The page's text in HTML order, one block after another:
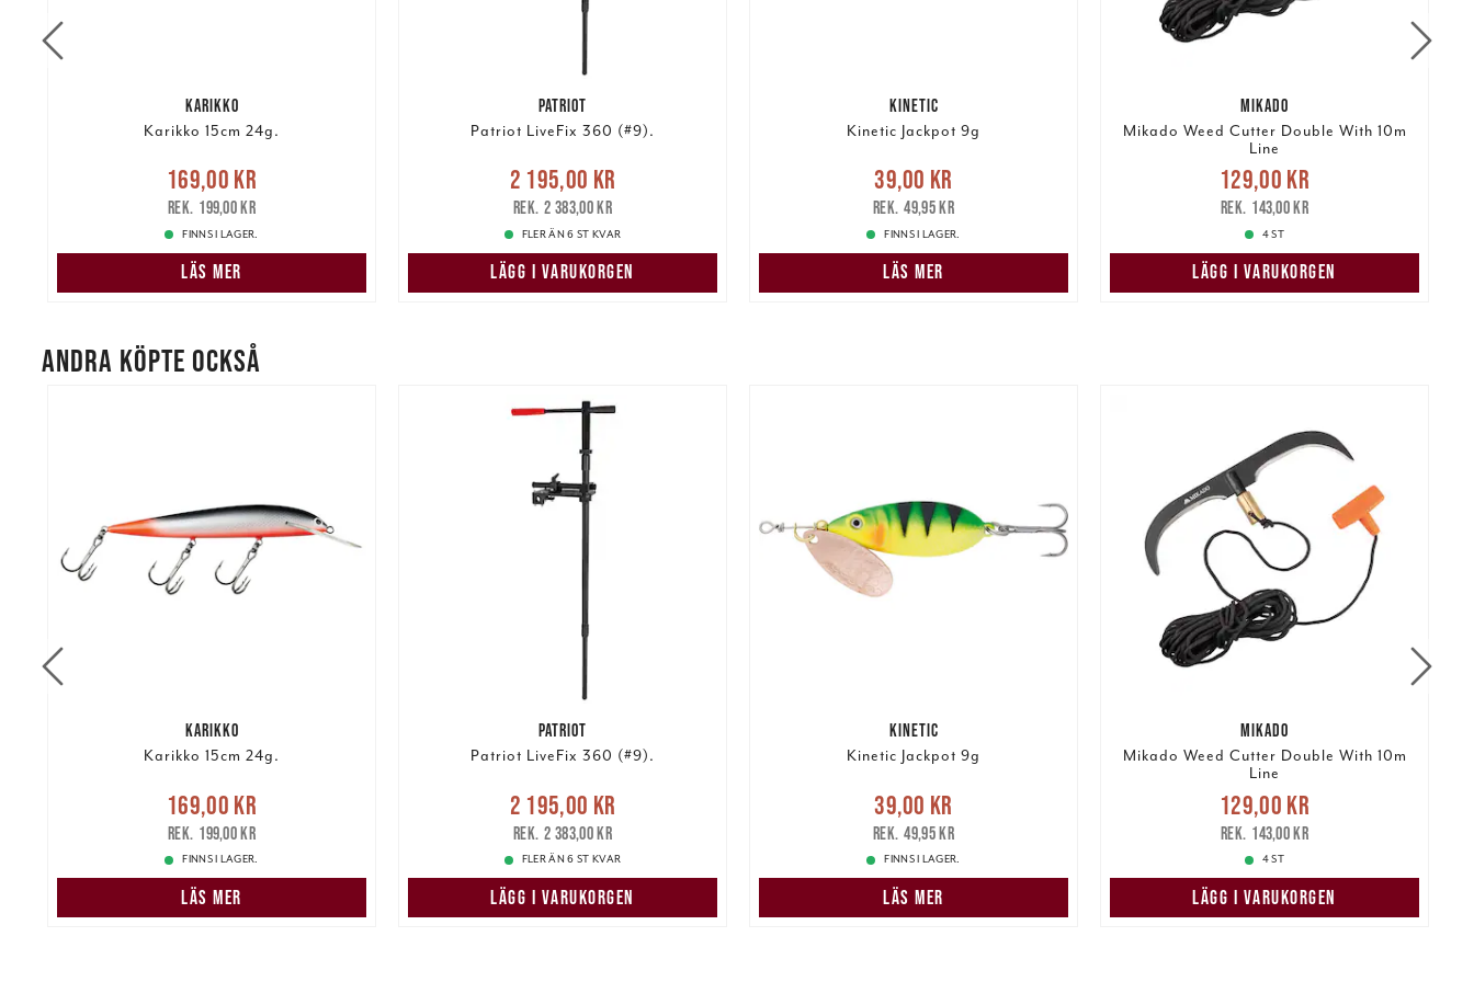
KARIKKO
Karikko 15cm 24g.
Nuvarande pris
Tidigare pris
169,00 kr
199,00 kr
FINNS I LAGER.
LÄS MER
PATRIOT
Patriot LiveFix 360 (#9).
Nuvarande pris
2 195,00 krTidigare pris
2 383,00 kr
2 195,00 kr
2 383,00 kr
FLER ÄN 6 ST KVAR
LÄGG I VARUKORGEN
KINETIC
Kinetic Jackpot 9g
Nuvarande pris:39,00 kr
pris:49,95 kr
39,00 kr
49,95 kr
FINNS I LAGER.
LÄS MER
MIKADO
Mikado Weed Cutter Double With 10m
Line
Nuvarande pris
Tidigare pris
129,00 kr
143,00 kr
4 ST
LÄGG I VARUKORGEN
ANDRA KÖPTE OCKSÅ
KARIKKO
Karikko 15cm 24g.
Nuvarande pris
Tidigare pris
169,00 kr
199,00 kr
FINNS I LAGER.
LÄS MER
PATRIOT
Patriot LiveFix 360 (#9).
Nuvarande pris
2 195,00 krTidigare pris
2 383,00 kr
2 195,00 kr
2 383,00 kr
FLER ÄN 6 ST KVAR
LÄGG I VARUKORGEN
KINETIC
Kinetic Jackpot 9g
Nuvarande pris :39,00 kr
pris: 49,95 kr
39,00 kr
49,95 kr
FINNS I LAGER.
LÄS MER
MIKADO
Mikado Weed Cutter Double With 10m
Line
Nuvarande pris
Tidigare pris
129,00 kr
143,00 kr
4 ST
LÄGG I VARUKORGEN